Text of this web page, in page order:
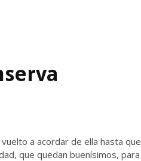
a acordar de ella hasta que
que quedan buenísimos, para